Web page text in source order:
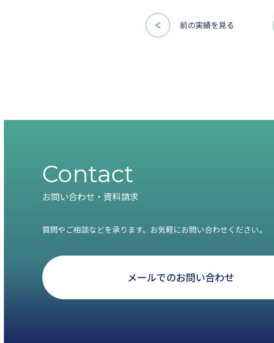
前の実績を見る
Contact
お問い合わせ・資料請求
質問やご相談などを承ります。お気軽にお問い合わせください。
メールでのお問い合わせ